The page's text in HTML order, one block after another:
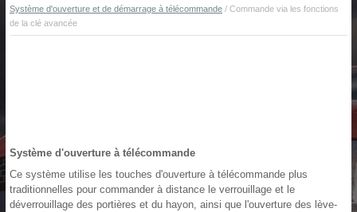
Système d'ouverture et de démarrage à télécommande / Commande via les fonctions
de la clé avancée
Système d'ouverture à télécommande
Ce système utilise les touches d'ouverture à télécommande plus
traditionnelles pour commander à distance le verrouillage et le
déverrouillage des portières et du hayon, ainsi que l'ouverture des lève-